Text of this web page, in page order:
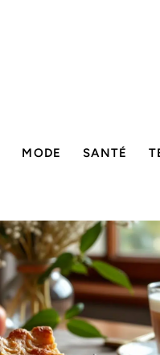
MODE SANTÉ